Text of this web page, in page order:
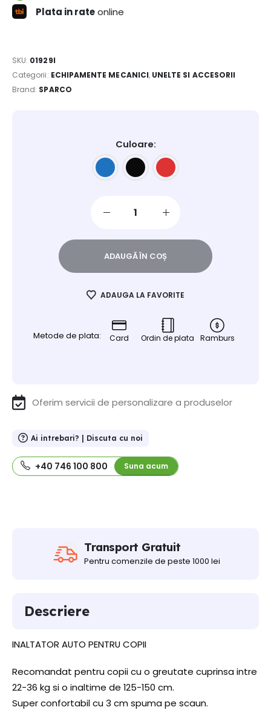
Plata in rateonline
SKU: 01929I
Categorii: ECHIPAMENTE MECANICI, UNELTE SI ACCESORII
Brand: SPARCO
Culoare
ADAUGĂ ÎN COȘ
ADAUGA LA FAVORITE
Metode de plata: Card Ordin de plata Ramburs
Oferim servicii de personalizare a produselor
Ai intrebari? | Discuta cu noi
+40 746 100 800 Suna acum
Transport Gratuit
Pentru comenzile de peste 1000 lei
Descriere
INALTATOR AUTO PENTRU COPII
Recomandat pentru copii cu o greutate cuprinsa intre
22-36 kg si o inaltime de 125-150 cm.
Super confortabil cu 3 cm spuma pe scaun.